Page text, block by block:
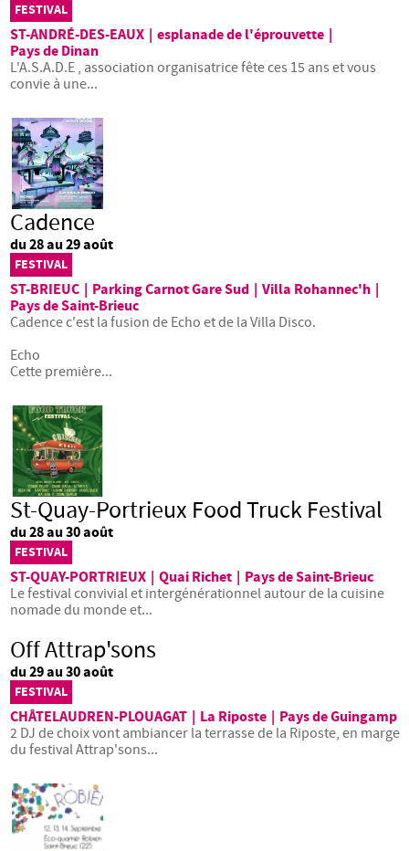
FESTIVAL
ST-ANDRÉ-DES-EAUX esplanade de l'éprouvette
Pays de Dinan
L'A.S.A.D.E , association organisatrice fête ces 15 ans et vous
convie à une...
Cadence
du 28 au 29 août
FESTIVAL
ST-BRIEUC Parking Carnot Gare Sud Villa Rohannec'h
Pays de Saint-Brieuc
Cadence c'est la fusion de Echo et de la Villa Disco.
Echo
Cette première...
St-Quay-Portrieux Food Truck Festival
du 28 au 30 août
FESTIVAL
ST-QUAY-PORTRIEUX Quai Richet
Pays de Saint-Brieuc
Le festival convivial et intergénérationnel autour de la cuisine
nomade du monde et...
Off Attrap'sons
du 29 au 30 août
FESTIVAL
CHÂTELAUDREN-PLOUAGAT La Riposte
Pays de Guingamp
2 DJ de choix vont ambiancer la terrasse de la Riposte, en marge
du festival Attrap'sons...